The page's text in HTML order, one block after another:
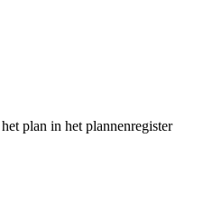
plan in het plannenregister